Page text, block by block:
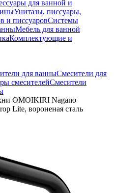
для ванной и
Унитазы, писсуары,
и писсуаровСистемы
Мебель для ванной
Комплектующие и
для ванныСмесители для
смесителейСмесители
OMOIKIRI Nagano
Lite, вороненая сталь